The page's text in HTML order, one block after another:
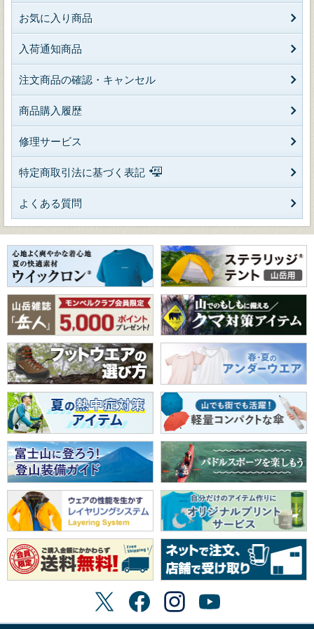
お気に入り商品
入荷通知商品
注文商品の確認・キャンセル
商品購入履歴
修理サービス
特定商取引法に基づく表記
よくある質問